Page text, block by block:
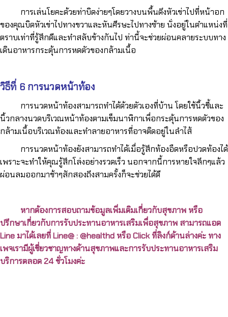
การเล่นโยคะด้วยท่าบิดง่ายๆโดยวางบนพื้นดึงหัวเข่าไปที่หน้าอก
ของคุณบิดหัวเข่าไปทางขวาและหันศีรษะไปทางซ้าย นั่งอยู่ในตำแหน่งที่
ตราบเท่าที่รู้สึกดีและทำสลับข้างกันไป ท่านี้จะช่วยผ่อนคลายระบบทาง
เดินอาหารกระตุ้นการหดตัวของกล้ามเนื้อ
วิธีที่ 6 การนวดหน้าท้อง
การนวดหน้าท้องสามารถทำได้ด้วยตัวเองที่บ้าน โดยใช้นิ้วชี้และ
นิ้วกลางนวดบริเวณหน้าท้องตามเข็มนาฬิกาเพื่อกระตุ้นการหดตัวของ
กล้ามเนื้อบริเวณท้องและทำลายอาหารที่อาจติดอยู่ในลำไส้
การนวดหน้าท้องยังสามารถทำได้เมื่อรู้สึกท้องอืดหรือปวดท้องได้
เพราะจะทำให้คุณรู้สึกโล่งอย่างรวดเร็ว นอกจากนี้การหายใจลึกๆแล้ว
ผ่อนลมออกมาช้าๆสักสองถึงสามครั้งก็จะช่วยได้ดี
หากต้องการสอบถามข้อมูลเพิ่มเติมเกี่ยวกับสุขภาพ หรือ
ปรึกษาเกี่ยวกับการรับประทานอาหารเสริมเพื่อสุขภาพ สามารถแอด
Line มาได้เลยที่ Line@ : @healthd หรือ Click ที่ลิงก์ด้านล่างค่ะ ทาง
เพจเรามีผู้เชี่ยวชาญทางด้านสุขภาพและการรับประทานอาหารเสริม
บริการตลอด 24 ชั่วโมงค่ะ